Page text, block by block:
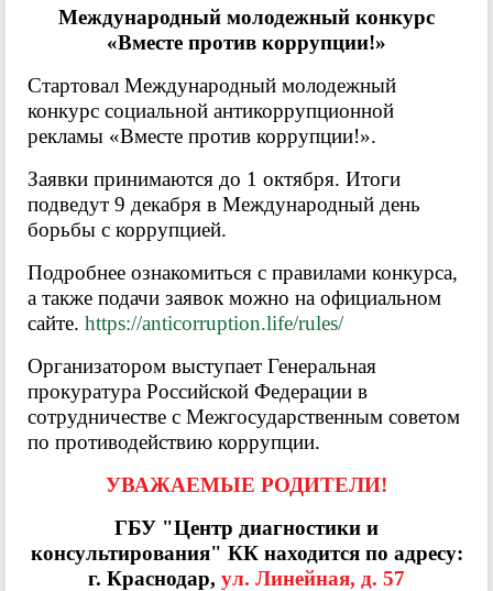
Международный молодежный конкурс
«Вместе против коррупции!»
Стартовал Международный молодежный
конкурс социальной антикоррупционной
рекламы «Вместе против коррупции!».
Заявки принимаются до 1 октября. Итоги
подведут 9 декабря в Международный день
борьбы с коррупцией.
Подробнее ознакомиться с правилами конкурса,
а также подачи заявок можно на официальном
сайте. https://anticorruption.life/rules/
Организатором выступает Генеральная
прокуратура Российской Федерации в
сотрудничестве с Межгосударственным советом
по противодействию коррупции.
УВАЖАЕМЫЕ РОДИТЕЛИ!
ГБУ "Центр диагностики и
консультирования" КК находится по адресу:
г. Краснодар, ул. Линейная, д. 57